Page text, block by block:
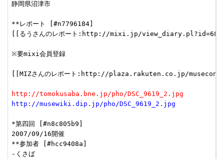
静岡県沼津市
**レポート [#n7796184]
[[るうさんのレポート:http://mixi.jp/
※要mixi会員登録
[[MIZさんのレポート:http://plaza.rakuten.co.jp/
http://tomokusaba.bne.jp/pho/DSC_9619_2.jpg
http://musewiki.dip.jp/pho/DSC_9619_2.jpg
*第四回 [#n8c805b9]
2007/09/16開催
**参加者 [#hcc9408a]
-くさば